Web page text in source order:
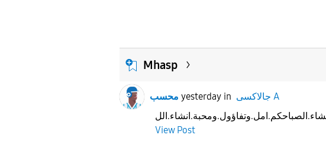
Mhasp
محسب yesterday in
جالاكسى A
View Post